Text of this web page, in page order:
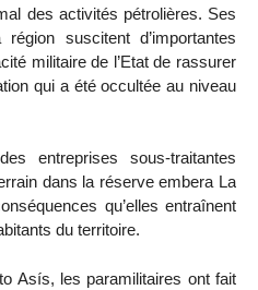
des activités pétrolières. Ses
suscitent d’importantes
militaire de l’Etat de rassurer
qui a été occultée au niveau
entreprises sous-traitantes
dans la réserve embera La
qu’elles entraînent
du territoire.
Asís, les paramilitaires ont fait